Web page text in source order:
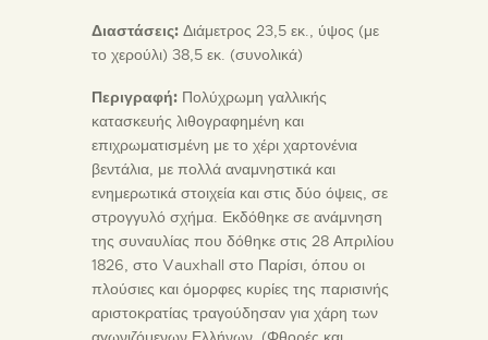
Διαστάσεις: Διάμετρος 23,5 εκ., ύψος (με
το χερούλι) 38,5 εκ. (συνολικά)
Περιγραφή: Πολύχρωμη γαλλικής
κατασκευής λιθογραφημένη και
επιχρωματισμένη με το χέρι χαρτονένια
βεντάλια, με πολλά αναμνηστικά και
ενημερωτικά στοιχεία και στις δύο όψεις, σε
στρογγυλό σχήμα. Εκδόθηκε σε ανάμνηση
της συναυλίας που δόθηκε στις 28 Απριλίου
1826, στο Vauxhall στο Παρίσι, όπου οι
πλούσιες και όμορφες κυρίες της παρισινής
αριστοκρατίας τραγούδησαν για χάρη των